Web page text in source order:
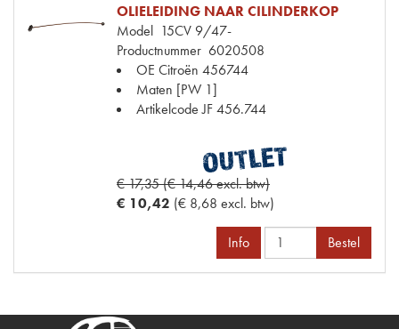
OLIELEIDING NAAR CILINDERKOP
Model 15CV 9/47-
Productnummer 6020508
OE Citroën 456744
Maten [PW 1]
Artikelcode JF456.744
€ 17,35 (€ 14,46 excl. btw)
€ 10,42 (€ 8,68 excl. btw)
Info Bestel